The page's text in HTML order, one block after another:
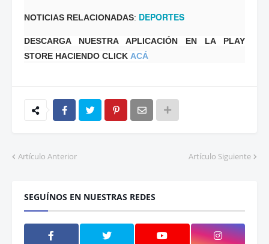
NOTICIAS RELACIONADAS: DEPORTES
DESCARGA NUESTRA APLICACIÓN EN LA PLAY
STORE HACIENDO CLICK ACÁ
Artículo Anterior Artículo Siguiente
SEGUÍNOS EN NUESTRAS REDES